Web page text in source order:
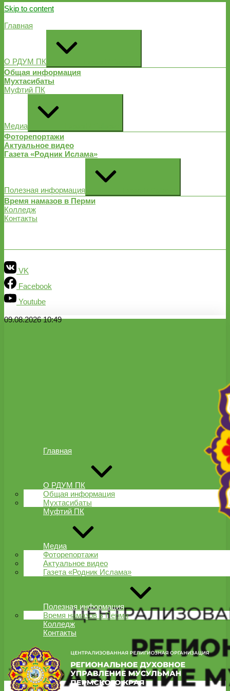
Skip to content
Главная
О РДУМ ПК
Общая информация
Мухтасибаты
Муфтий ПК
Медиа
Фоторепортажи
Актуальное видео
Газета «Родник Ислама»
Полезная информация
Время намазов в Перми
Колледж
Контакты
VK
Facebook
Youtube
09.08.2026 10:49
Главная
О РДУМ ПК
Общая информация
Мухтасибаты
Муфтий ПК
Медиа
Фоторепортажи
Актуальное видео
Газета «Родник Ислама»
Полезная информация
Время намазов в Перми
Колледж
Контакты